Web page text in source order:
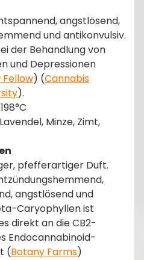
angstlösend,
und antikonvulsiv.
der Behandlung von
und Depressionen
Fellow)​​ (Cannabis
)​.
198°C
Lavendel, Minze, Zimt,
pfefferartiger Duft.
angstlösend und
Caryophyllen ist
direkt an die CB2-
Endocannabinoid-
(Botany Farms)​​